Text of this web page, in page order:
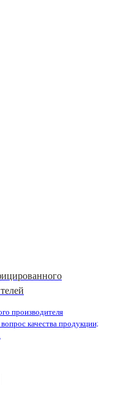
производителя
качества продукции;